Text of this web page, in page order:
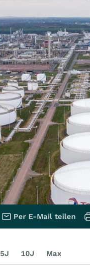
Per E-Mail teilen
5J 10J Max